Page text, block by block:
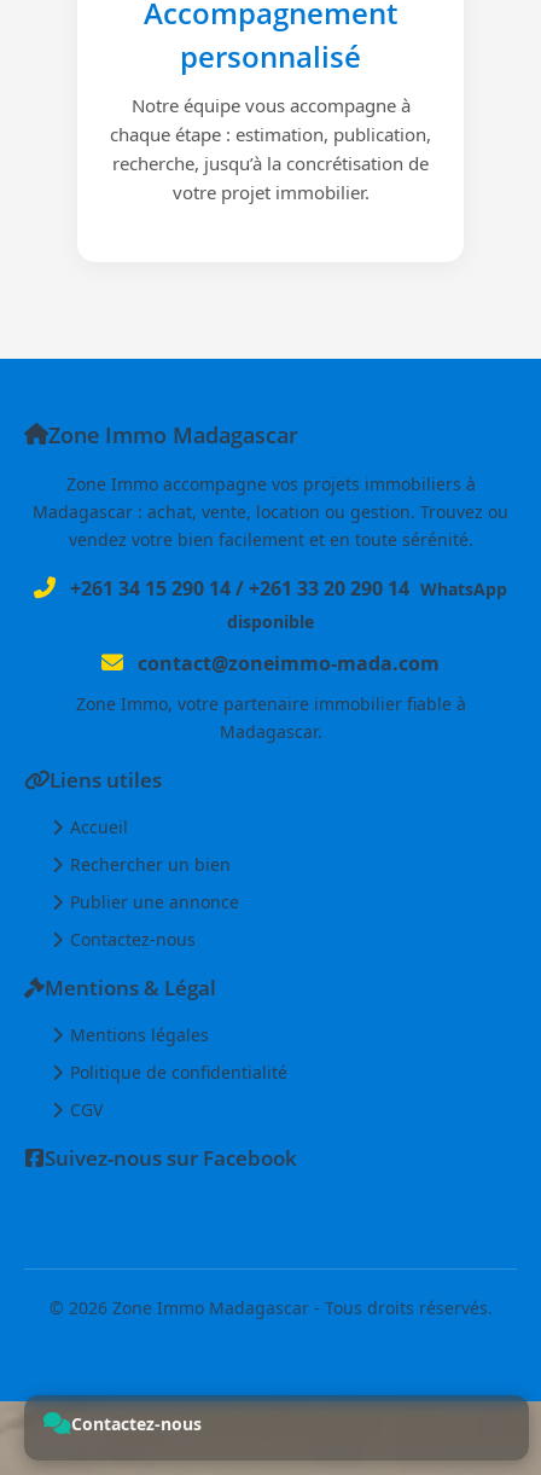
Accompagnement
personnalisé
Notre équipe vous accompagne à
chaque étape : estimation, publication,
recherche, jusqu’à la concrétisation de
votre projet immobilier.
Zone Immo Madagascar
Zone Immo accompagne vos projets immobiliers à
Madagascar : achat, vente, location ou gestion. Trouvez ou
vendez votre bien facilement et en toute sérénité.
+261 34 15 290 14/+261 33 20 290 14 WhatsApp
disponible
contact@zoneimmo-mada.com
Zone Immo, votre partenaire immobilier fiable à
Madagascar.
Liens utiles
Accueil
Rechercher un bien
Publier une annonce
Contactez-nous
Mentions & Légal
Mentions légales
Politique de confidentialité
CGV
Suivez-nous sur Facebook
© 2026 Zone Immo Madagascar - Tous droits réservés.
Contactez-nous